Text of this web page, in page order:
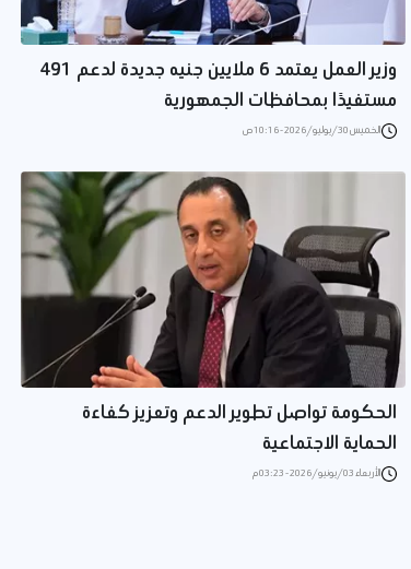
وزير العمل يعتمد 6 ملايين جنيه جديدة لدعم 491
مستفيدًا بمحافظات الجمهورية
الخميس 30/يوليو/2026 - 10:16 ص
الحكومة تواصل تطوير الدعم وتعزيز كفاءة
الحماية الاجتماعية
الأربعاء 03/يونيو/2026 - 03:23 م